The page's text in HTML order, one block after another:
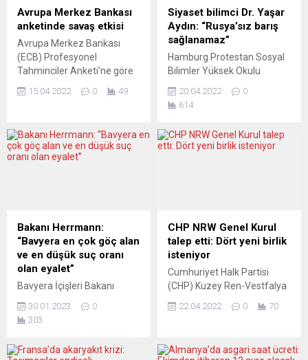
Avrupa Merkez Bankası
anketinde savaş etkisi
Avrupa Merkez Bankası
(ECB) Profesyonel
Tahminciler Anketi’ne göre
beklentisi yüzde 3’ten yüzde
yüzde 2,9’a geriledi. Bu yılın
ikinci çeyreği için ECB
maliyetleri artırdığı, tedarik
zincirlerini bozduğu ve
ekonomik güveni sarstığı
için...
15.04.2022 0 49
Siyaset bilimci Dr. Yaşar
Aydın: “Rusya’sız barış
sağlanamaz”
Hamburg Protestan Sosyal
Bilimler Yüksek Okulu
Aydın Rusya-Ukrayna
savaşında Batılı
olan Rusya’ya diz
çöktüremeyeceğine işaret
haftalardır beklenen geniş
çaplı operasyonu başlattı.
DW Türkçe’ye göre ABD
Ukrayna’ya silah sevkiyatına
devam ederken Rus
birlikleri...
20.04.2022
0
614
Bakanı Herrmann:
“Bavyera en çok göç alan
ve en düşük suç oranı
olan eyalet”
Bavyera İçişleri Bakanı
Bavyera’nın en fazla iç göç
alan eyalet olduğunu ve
işsizlik ve suç oranlarına
30.01.2023
0
303
CHP NRW Genel Kurul
talep etti: Dört yeni birlik
isteniyor
Cumhuriyet Halk Partisi
(CHP) Kuzey Ren-Vestfalya
açıklamaya göre dört yeni
Genel Başkan Yardımcısı
22.04.2022 0 70